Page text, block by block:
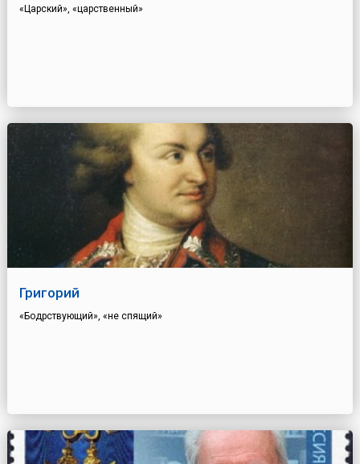
«Царский», «царственный»
Григорий
«Бодрствующий», «не спящий»